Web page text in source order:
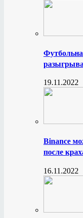
19.11.2022
Binance
после
16.11.2022